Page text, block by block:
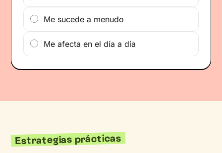
Me sucede a menudo
Me afecta en el día a día
Estrategias prácticas